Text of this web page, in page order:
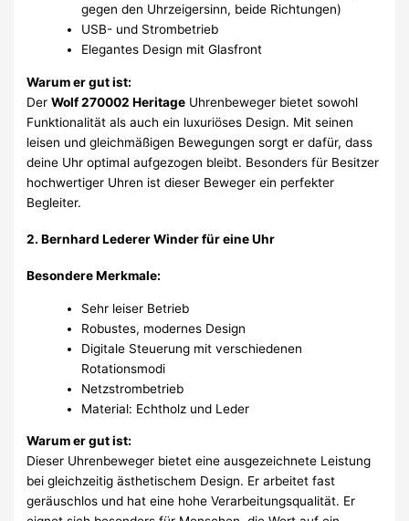
gegen den Uhrzeigersinn, beide Richtungen)
USB- und Strombetrieb
Elegantes Design mit Glasfront
Warum er gut ist:
DerWolf 270002 Heritage Uhrenbeweger bietet sowohl
Funktionalität als auch ein luxuriöses Design. Mit seinen
leisen und gleichmäßigen Bewegungen sorgt er dafür, dass
deine Uhr optimal aufgezogen bleibt. Besonders für Besitzer
hochwertiger Uhren ist dieser Beweger ein perfekter
Begleiter.
2. Bernhard Lederer Winder für eine Uhr
Besondere Merkmale:
Sehr leiser Betrieb
Robustes, modernes Design
Digitale Steuerung mit verschiedenen
Rotationsmodi
Netzstrombetrieb
Material: Echtholz und Leder
Warum er gut ist:
Dieser Uhrenbeweger bietet eine ausgezeichnete Leistung
bei gleichzeitig ästhetischem Design. Er arbeitet fast
geräuschlos und hat eine hohe Verarbeitungsqualität. Er